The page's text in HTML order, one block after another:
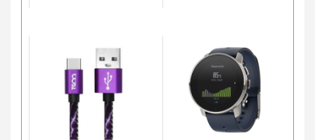
این
محصول
دارای
انواع
مختلفی
می